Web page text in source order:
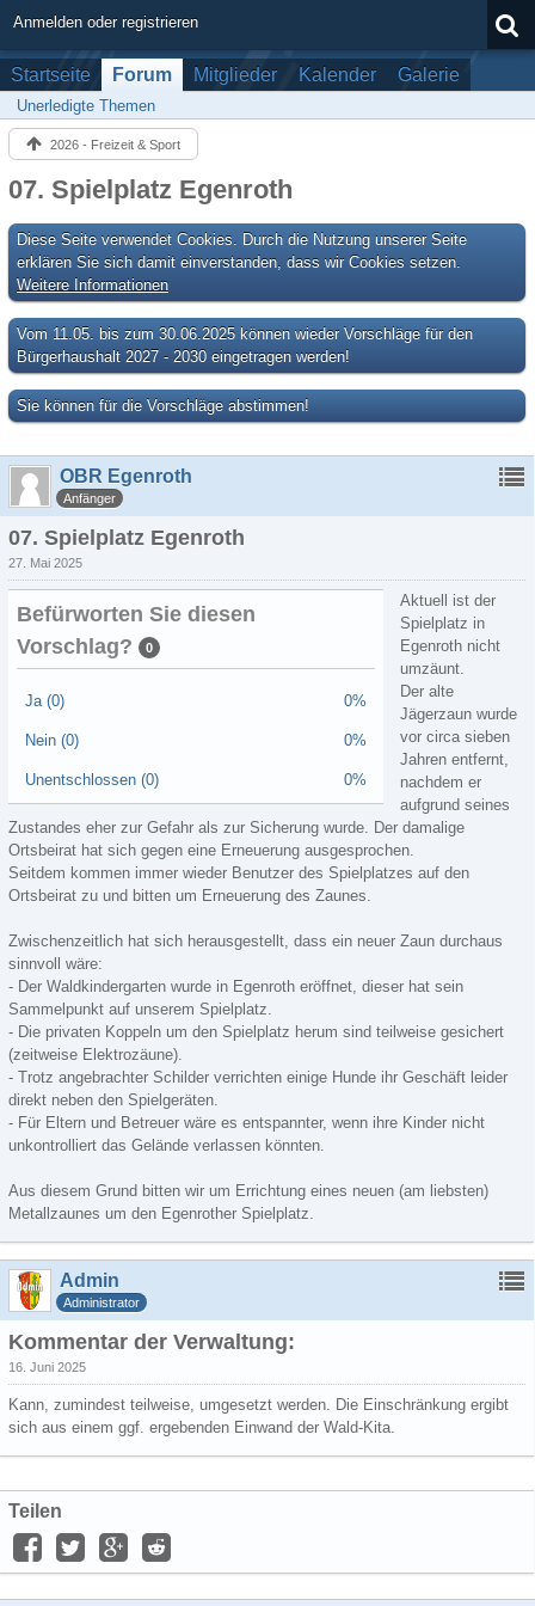
Anmelden oder registrieren
Startseite Forum Mitglieder Kalender Galerie
Unerledigte Themen
2026 - Freizeit & Sport
07. Spielplatz Egenroth
Diese Seite verwendet Cookies. Durch die Nutzung unserer Seite
erklären Sie sich damit einverstanden, dass wir Cookies setzen.
Weitere Informationen
Vom 11.05. bis zum 30.06.2025 können wieder Vorschläge für den
Bürgerhaushalt 2027 - 2030 eingetragen werden!
Sie können für die Vorschläge abstimmen!
OBR Egenroth
Anfänger
07. Spielplatz Egenroth
27. Mai 2025
Befürworten Sie diesen
Vorschlag?
0
Ja (0) 0%
Nein (0) 0%
Unentschlossen (0) 0%
Aktuell ist der
Spielplatz in
Egenroth nicht
umzäunt.
Der alte
Jägerzaun wurde
vor circa sieben
Jahren entfernt,
nachdem er
aufgrund seines
Zustandes eher zur Gefahr als zur Sicherung wurde. Der damalige
Ortsbeirat hat sich gegen eine Erneuerung ausgesprochen.
Seitdem kommen immer wieder Benutzer des Spielplatzes auf den
Ortsbeirat zu und bitten um Erneuerung des Zaunes.
Zwischenzeitlich hat sich herausgestellt, dass ein neuer Zaun durchaus
sinnvoll wäre:
- Der Waldkindergarten wurde in Egenroth eröffnet, dieser hat sein
Sammelpunkt auf unserem Spielplatz.
- Die privaten Koppeln um den Spielplatz herum sind teilweise gesichert
(zeitweise Elektrozäune).
- Trotz angebrachter Schilder verrichten einige Hunde ihr Geschäft leider
direkt neben den Spielgeräten.
- Für Eltern und Betreuer wäre es entspannter, wenn ihre Kinder nicht
unkontrolliert das Gelände verlassen könnten.
Aus diesem Grund bitten wir um Errichtung eines neuen (am liebsten)
Metallzaunes um den Egenrother Spielplatz.
Admin
Administrator
Kommentar der Verwaltung:
16. Juni 2025
Kann, zumindest teilweise, umgesetzt werden. Die Einschränkung ergibt
sich aus einem ggf. ergebenden Einwand der Wald-Kita.
Teilen